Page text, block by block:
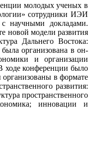
молодых ученых в
сотрудники ИЭИ
докладами.
новой модели развития
Дальнего Востока:
организована в он-
и организации
ходе конференции было
в формате
развития:
пространственного
инновации и